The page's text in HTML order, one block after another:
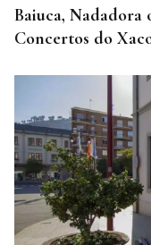
Baiuca,
Concertos do